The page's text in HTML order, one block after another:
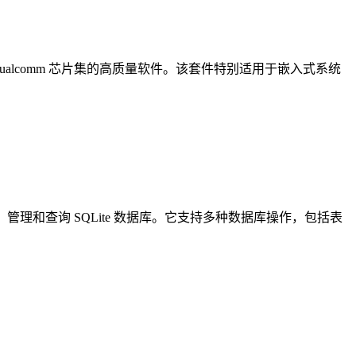
芯片集的高质量软件。该套件特别适用于嵌入式系统
理和查询 SQLite 数据库。它支持多种数据库操作，包括表